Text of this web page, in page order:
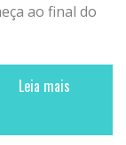
ao final do
Leia mais